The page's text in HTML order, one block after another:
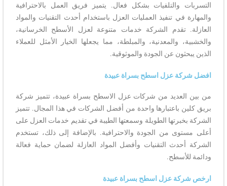
التسربات والتلفيات بشكل فعال. يتميز فريق العمل بالاحترافية
والمهارة في تنفيذ العمليات العزل باستخدام أحدث التقنيات والمواد
العازلة. تقدم الشركة خدمات متنوعة لعزل الأسطح الخرسانية،
والخشبية، والمعدنية، والمبلطة، مما يجعلها الخيار الأمثل للعملاء
الذين يبحثون عن الجودة والموثوقية.
افضل شركة عزل اسطح بسراة عبيدة
من بين العديد من شركات عزل الاسطح بسراة عبيدة، تتميز شركة
بريق كلين باعتبارها واحدة من أفضل الشركات في هذا المجال. تتميز
الشركة بخبرتها الطويلة وسمعتها الطيبة في تقديم خدمات العزل على
أعلى مستوى من الجودة والاحترافية. بالإضافة إلى ذلك، تستخدم
الشركة أحدث التقنيات وأفضل المواد العازلة لضمان حماية فعالة
ودائمة للأسطح.
ارخص شركة عزل اسطح بسراة عبيدة